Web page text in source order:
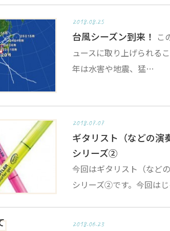
2018.08.25
台風シーズン到来！ こ
ュースに取り上げられる
年は水害や地震、猛…
2018.07.07
ギタリスト（などの演
シリーズ②
今回はギタリスト（など
シリーズ②です。今回は
2018.06.23